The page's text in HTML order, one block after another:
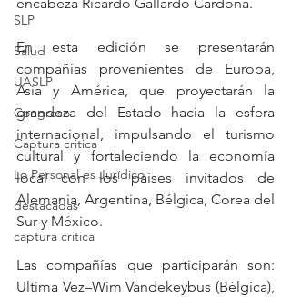
SLP
Salud
UASLP
Congreso
Captura critica
Lo Personal es Jurídico
destacadas
captura critica
En esta edición se presentarán
compañías provenientes de Europa,
Asia y América, que proyectarán la
grandeza del Estado hacia la esfera
internacional, impulsando el turismo
cultural y fortaleciendo la economía
local con los países invitados de
Alemania, Argentina, Bélgica, Corea del
Sur y México.
Las compañías que participarán son:
Ultima Vez–Wim Vandekeybus (Bélgica),